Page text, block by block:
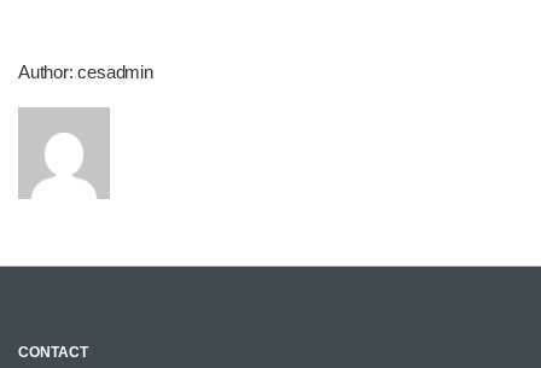
Author: cesadmin
CONTACT